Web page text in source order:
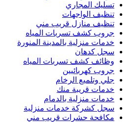
تسليك المجاري
تنظيف الواجهات
تنظيف منازل قريب مني
جروب كشف تسربات المياه
خدمات منزلية بالمدينة المنورة
سجل كدهان
وظائف كشف تسربات المياه
جروب كهربائيين
جلي وتلميع الرخام
خدمات قريبة منك
خدمات منزلية بالدمام
سجل كشركة خدمات منزلية
مكافحة حشرات قريب مني